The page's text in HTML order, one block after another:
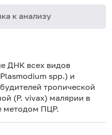
к анализу
ДНК всех видов
spp.) и
тропической
(P. vivax) малярии в
методом ПЦР.